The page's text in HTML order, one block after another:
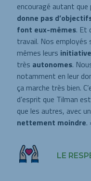
encouragé autant
donne pas
font eux-mêmes. Et
travail. Nos employés
mêmes leurs
très autonomes.
notamment en leur
ça marche très bien.
d’esprit que Tilman
que les autres, avec un
nettement moindre.
LE